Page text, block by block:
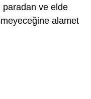
paradan ve elde
alamet